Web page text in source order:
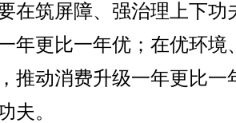
在筑屏障、强治理上下功
年更比一年优；在优环境
推动消费升级一年更比一
夫。